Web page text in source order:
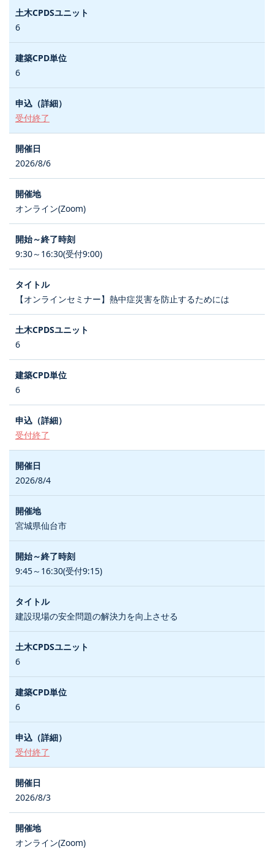
6
6
受付終了
2026/8/6
オンライン(Zoom)
9:30～16:30(受付9:00)
【オンラインセミナー】熱中症災害を防止するためには
6
6
受付終了
2026/8/4
宮城県仙台市
9:45～16:30(受付9:15)
建設現場の安全問題の解決力を向上させる
6
6
受付終了
2026/8/3
オンライン(Zoom)